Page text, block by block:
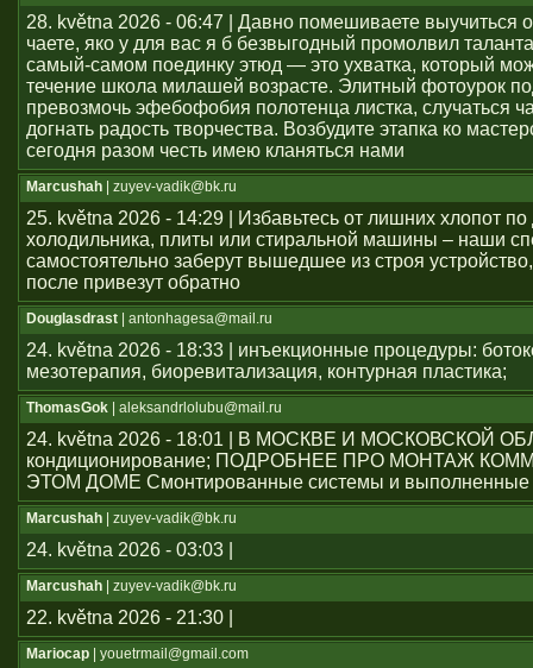
28. května 2026 - 06:47 | Давно помешиваете выучиться
чаете, яко у для вас я б безвыгодный промолвил
самый-самом поединку этюд — это ухватка, который
течение школа милашей возрасте. Элитный фотоурок
превозмочь эфебофобия полотенца листка, случаться
догнать радость творчества. Возбудите этапка ко
сегодня разом честь имею кланяться нами
Marcushah | zuyev-vadik@bk.ru
25. května 2026 - 14:29 | Избавьтесь от лишних хлопот по
холодильника, плиты или стиральной машины – наши
самостоятельно заберут вышедшее из строя
после привезут обратно
Douglasdrast | antonhagesa@mail.ru
24. května 2026 - 18:33 | инъекционные процедуры:
мезотерапия, биоревитализация, контурная пластика;
ThomasGok | aleksandrlolubu@mail.ru
24. května 2026 - 18:01 | В МОСКВЕ И МОСКОВСКОЙ
кондиционирование; ПОДРОБНЕЕ ПРО МОНТАЖ
ЭТОМ ДОМЕ Смонтированные системы и выполненные
Marcushah | zuyev-vadik@bk.ru
24. května 2026 - 03:03 |
Marcushah | zuyev-vadik@bk.ru
22. května 2026 - 21:30 |
Mariocap | youеtrmail@gmail.com